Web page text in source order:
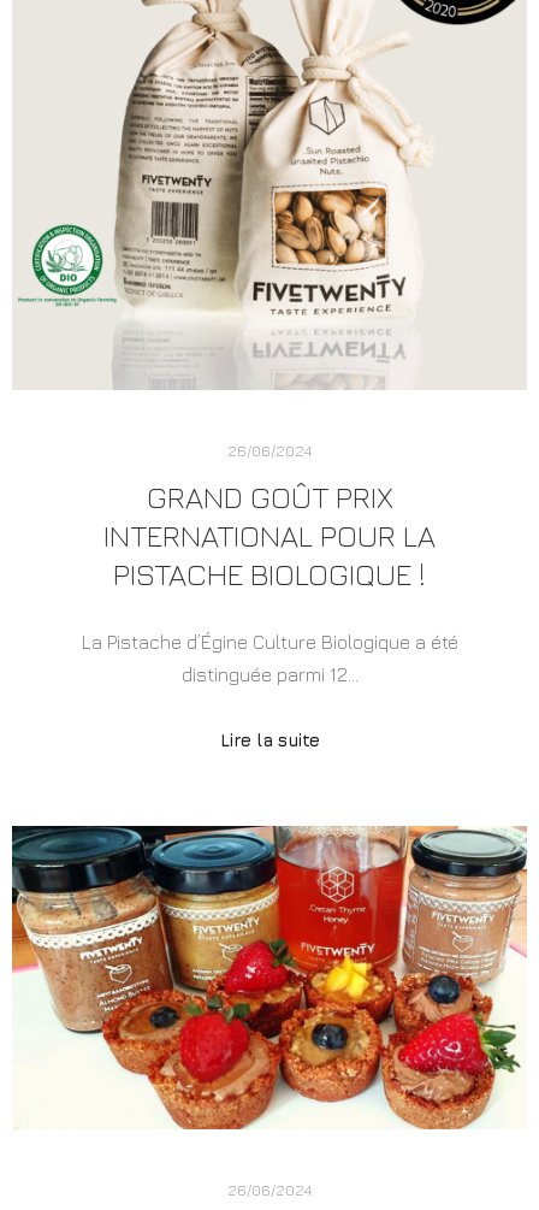
26/06/2024
GRAND GOÛT PRIX
INTERNATIONAL POUR LA
PISTACHE BIOLOGIQUE !
La Pistache d’Égine Culture Biologique a été
distinguée parmi 12…
Lire la suite
26/06/2024